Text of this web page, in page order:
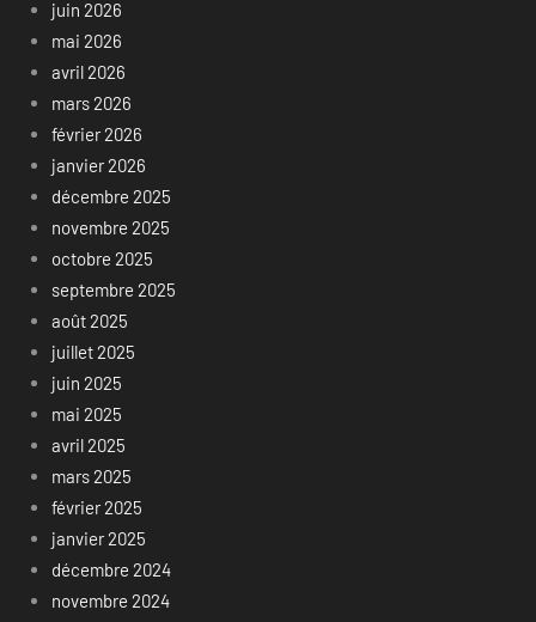
juin 2026
mai 2026
avril 2026
mars 2026
février 2026
janvier 2026
décembre 2025
novembre 2025
octobre 2025
septembre 2025
août 2025
juillet 2025
juin 2025
mai 2025
avril 2025
mars 2025
février 2025
janvier 2025
décembre 2024
novembre 2024